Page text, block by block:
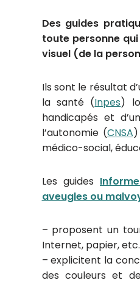
Des guides
toute personne
visuel (de la
Ils sont le résultat
la santé (Inpes)
handicapés et
l’autonomie (CNSA
médico-social,
Les guides
aveugles ou
– proposent un
Internet, papier,
– explicitent la
des couleurs et